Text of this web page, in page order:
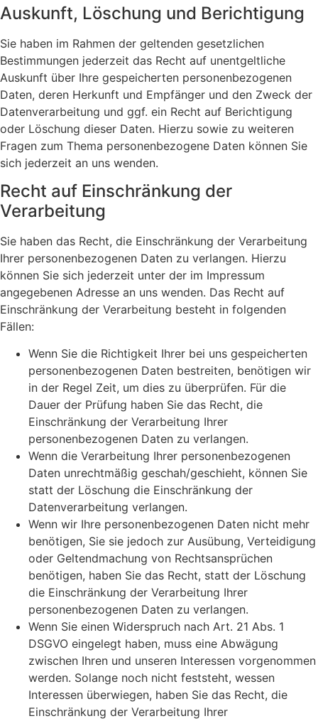
Auskunft, Löschung und Berichtigung
Sie haben im Rahmen der geltenden gesetzlichen
Bestimmungen jederzeit das Recht auf unentgeltliche
Auskunft über Ihre gespeicherten personenbezogenen
Daten, deren Herkunft und Empfänger und den Zweck der
Datenverarbeitung und ggf. ein Recht auf Berichtigung
oder Löschung dieser Daten. Hierzu sowie zu weiteren
Fragen zum Thema personenbezogene Daten können Sie
sich jederzeit an uns wenden.
Recht auf Einschränkung der
Verarbeitung
Sie haben das Recht, die Einschränkung der Verarbeitung
Ihrer personenbezogenen Daten zu verlangen. Hierzu
können Sie sich jederzeit unter der im Impressum
angegebenen Adresse an uns wenden. Das Recht auf
Einschränkung der Verarbeitung besteht in folgenden
Fällen:
Wenn Sie die Richtigkeit Ihrer bei uns gespeicherten
personenbezogenen Daten bestreiten, benötigen wir
in der Regel Zeit, um dies zu überprüfen. Für die
Dauer der Prüfung haben Sie das Recht, die
Einschränkung der Verarbeitung Ihrer
personenbezogenen Daten zu verlangen.
Wenn die Verarbeitung Ihrer personenbezogenen
Daten unrechtmäßig geschah/geschieht, können Sie
statt der Löschung die Einschränkung der
Datenverarbeitung verlangen.
Wenn wir Ihre personenbezogenen Daten nicht mehr
benötigen, Sie sie jedoch zur Ausübung, Verteidigung
oder Geltendmachung von Rechtsansprüchen
benötigen, haben Sie das Recht, statt der Löschung
die Einschränkung der Verarbeitung Ihrer
personenbezogenen Daten zu verlangen.
Wenn Sie einen Widerspruch nach Art. 21 Abs. 1
DSGVO eingelegt haben, muss eine Abwägung
zwischen Ihren und unseren Interessen vorgenommen
werden. Solange noch nicht feststeht, wessen
Interessen überwiegen, haben Sie das Recht, die
Einschränkung der Verarbeitung Ihrer